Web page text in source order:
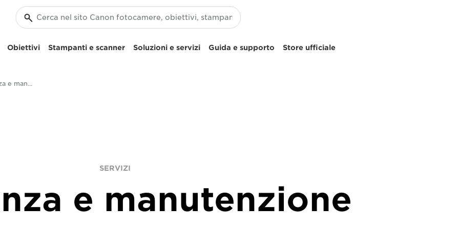
Obiettivi Stampanti e scanner Soluzioni e servizi Guida e supporto Store ufficiale
Servizio di assistenza e manutenzione
SERVIZI
e manutenzione